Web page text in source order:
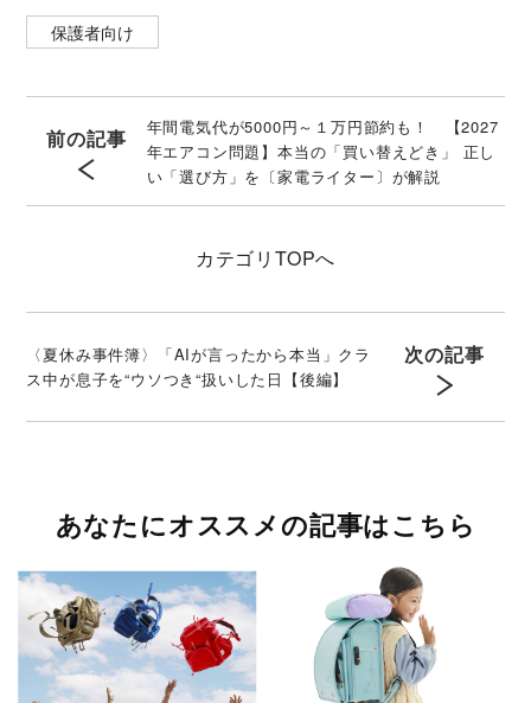
保護者向け
前の記事
年間電気代が5000円～１万円節約も！ 【2027
年エアコン問題】本当の「買い替えどき」 正し
い「選び方」を〔家電ライター〕が解説
カテゴリ TOPへ
〈夏休み事件簿〉「AIが言ったから本当」クラ
ス中が息子を“ウソつき“扱いした日【後編】
次の記事
あなたにオススメの記事はこちら